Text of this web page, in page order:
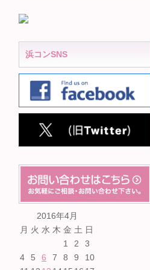
浜コンSNS
2016年4月
月 火 水 木 金 土 日
1
2
3
4
5 6 7 8 9
10